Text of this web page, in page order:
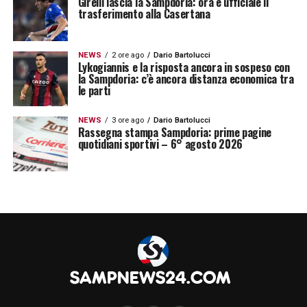
rilanciare anche la finanza del sistema».
LA PLAYLIST DELLE NOSTRE TOP NEWS
trasferimento alla Casertana
NEWS 2 ore ago Dario Bartolucci
Lykogiannis e la risposta ancora in sospeso con
la Sampdoria: c’è ancora distanza economica tra
le parti
NEWS 3 ore ago Dario Bartolucci
Rassegna stampa Sampdoria: prime pagine
quotidiani sportivi – 6° agosto 2026